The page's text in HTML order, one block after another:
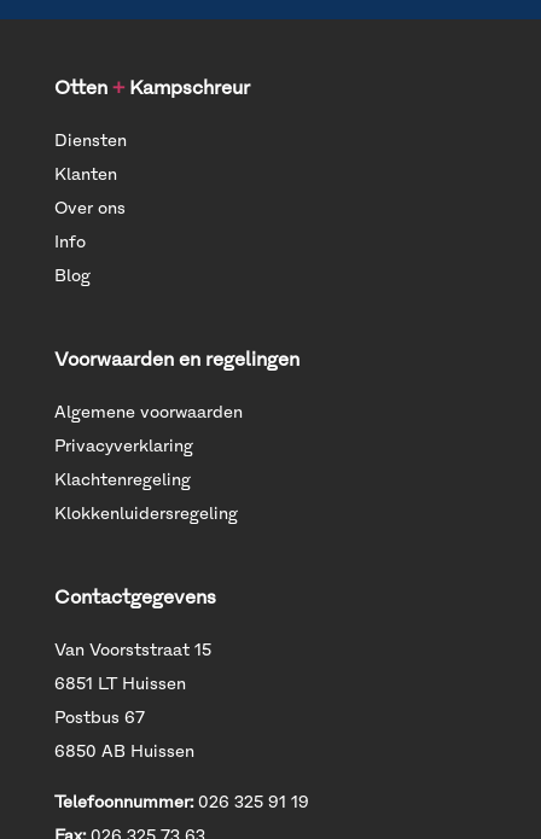
Otten +Kampschreur
Diensten
Klanten
Over ons
Info
Blog
Voorwaarden en regelingen
Algemene voorwaarden
Privacyverklaring
Klachtenregeling
Klokkenluidersregeling
Contactgegevens
Van Voorststraat 15
6851 LT Huissen
Postbus 67
6850 AB Huissen
Telefoonnummer:026 325 91 19